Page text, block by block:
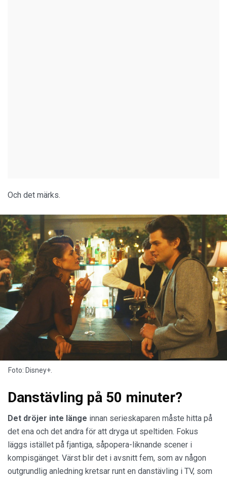
Och det märks.
Foto: Disney+.
Danstävling på 50 minuter?
Det dröjer inte länge innan serieskaparen måste hitta på
det ena och det andra för att dryga ut speltiden. Fokus
läggs istället på fjantiga, såpopera-liknande scener i
kompisgänget. Värst blir det i avsnitt fem, som av någon
outgrundlig anledning kretsar runt en danstävling i TV, som